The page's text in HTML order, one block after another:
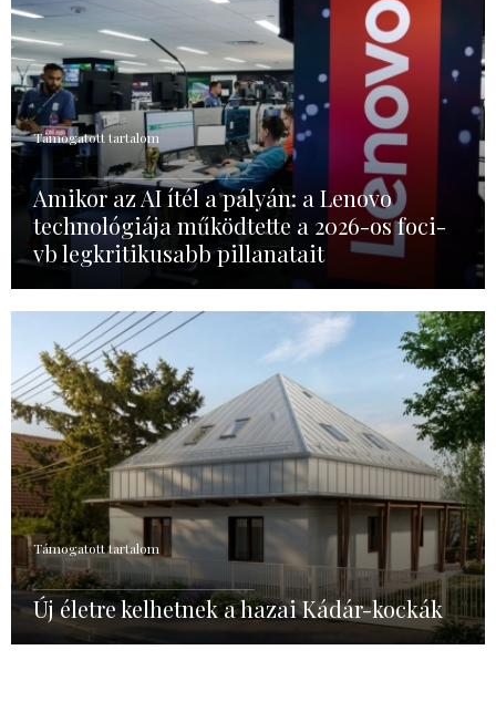
Támogatott tartalom
Amikor az AI ítél a pályán: a Lenovo
technológiája működtette a 2026-os foci-
vb legkritikusabb pillanatait
Támogatott tartalom
Új életre kelhetnek a hazai Kádár-kockák